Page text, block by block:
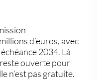
d’euros, avec
2034. Là
ouverte pour
n’est pas gratuite.